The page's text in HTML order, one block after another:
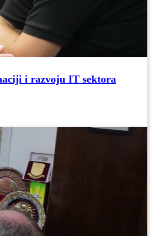
i razvoju IT sektora